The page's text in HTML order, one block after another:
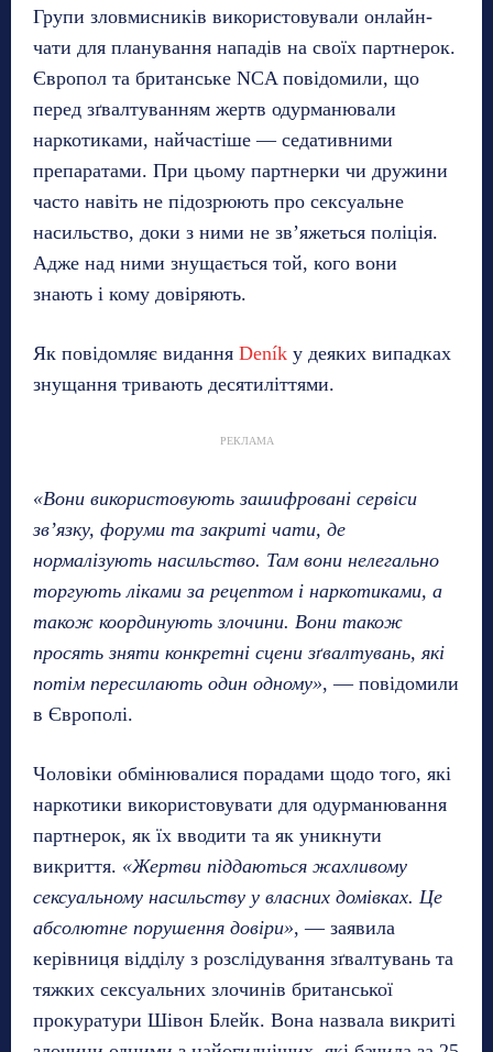
Групи зловмисників використовували онлайн-
чати для планування нападів на своїх партнерок.
Європол та британське NCA повідомили, що
перед зґвалтуванням жертв одурманювали
наркотиками, найчастіше — седативними
препаратами. При цьому партнерки чи дружини
часто навіть не підозрюють про сексуальне
насильство, доки з ними не зв’яжеться поліція.
Адже над ними знущається той, кого вони
знають і кому довіряють.
Як повідомляє видання Deník у деяких випадках
знущання тривають десятиліттями.
РЕКЛАМА
«Вони використовують зашифровані сервіси
зв’язку, форуми та закриті чати, де
нормалізують насильство. Там вони нелегально
торгують ліками за рецептом і наркотиками, а
також координують злочини. Вони також
просять зняти конкретні сцени зґвалтувань, які
потім пересилають один одному», — повідомили
в Європолі.
Чоловіки обмінювалися порадами щодо того, які
наркотики використовувати для одурманювання
партнерок, як їх вводити та як уникнути
викриття. «Жертви піддаються жахливому
сексуальному насильству у власних домівках. Це
абсолютне порушення довіри», — заявила
керівниця відділу з розслідування зґвалтувань та
тяжких сексуальних злочинів британської
прокуратури Шівон Блейк. Вона назвала викриті